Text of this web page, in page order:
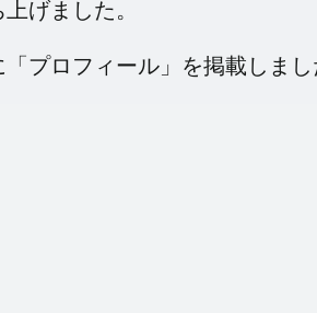
げました。
プロフィール」を掲載しま